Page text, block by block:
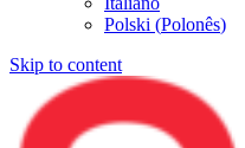
Polski (Polonês)
Skip to content